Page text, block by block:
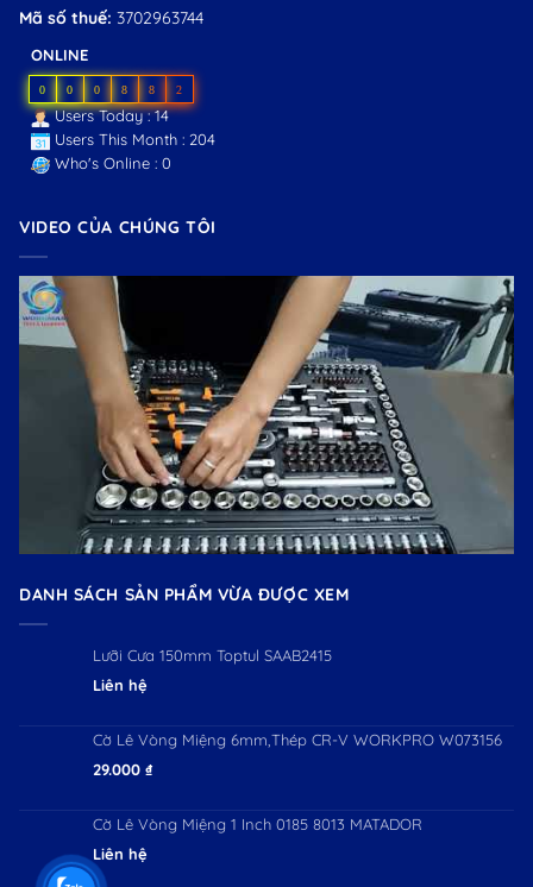
Mã số thuế: 3702963744
ONLINE
0 0 0 8 8 2
Users Today : 14
Users This Month : 204
Who's Online : 0
VIDEO CỦA CHÚNG TÔI
DANH SÁCH SẢN PHẨM VỪA ĐƯỢC XEM
Lưỡi Cưa 150mm Toptul SAAB2415
Liên hệ
Cờ Lê Vòng Miệng 6mm,Thép CR-V WORKPRO W073156
29.000 ₫
Cờ Lê Vòng Miệng 1 Inch 0185 8013 MATADOR
Liên hệ